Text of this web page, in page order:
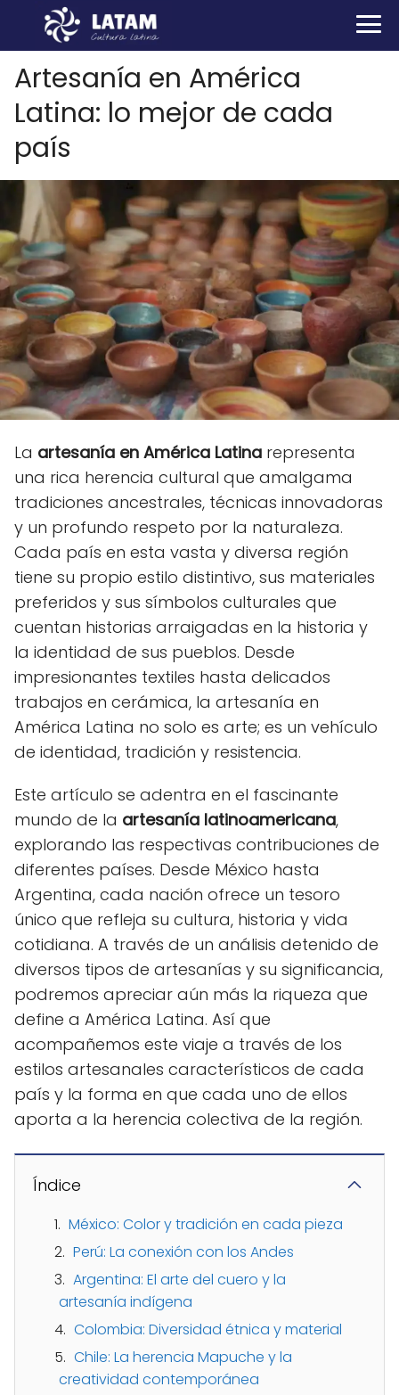
Artesanía en América
Latina: lo mejor de cada
país
La artesanía en América Latina representa
una rica herencia cultural que amalgama
tradiciones ancestrales, técnicas innovadoras
y un profundo respeto por la naturaleza.
Cada país en esta vasta y diversa región
tiene su propio estilo distintivo, sus materiales
preferidos y sus símbolos culturales que
cuentan historias arraigadas en la historia y
la identidad de sus pueblos. Desde
impresionantes textiles hasta delicados
trabajos en cerámica, la artesanía en
América Latina no solo es arte; es un vehículo
de identidad, tradición y resistencia.
Este artículo se adentra en el fascinante
mundo de la artesanía latinoamericana,
explorando las respectivas contribuciones de
diferentes países. Desde México hasta
Argentina, cada nación ofrece un tesoro
único que refleja su cultura, historia y vida
cotidiana. A través de un análisis detenido de
diversos tipos de artesanías y su significancia,
podremos apreciar aún más la riqueza que
define a América Latina. Así que
acompañemos este viaje a través de los
estilos artesanales característicos de cada
país y la forma en que cada uno de ellos
aporta a la herencia colectiva de la región.
Índice
México: Color y tradición en cada pieza
Perú: La conexión con los Andes
Argentina: El arte del cuero y la
artesanía indígena
Colombia: Diversidad étnica y material
Chile: La herencia Mapuche y la
creatividad contemporánea